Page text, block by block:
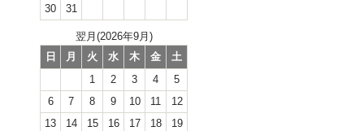
30
31
翌月(2026年9月)
日
月 火 水 木 金
土
1
2 3 4
5
6
7 8 9 10 11
12
13
14 15 16 17 18
19